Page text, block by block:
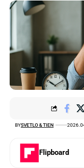
BYSVETLO & TIEN
Flipboard